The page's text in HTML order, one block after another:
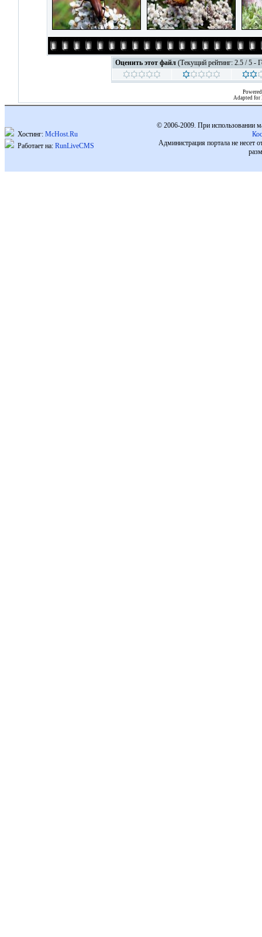
Оценить этот файл (Текущий рейтинг: 2.5 / 5 -
Adapted for
Хостинг: McHost.Ru
Работает на: RunLiveCMS
© 2006-2009. При использовании
Администрация портала не несет